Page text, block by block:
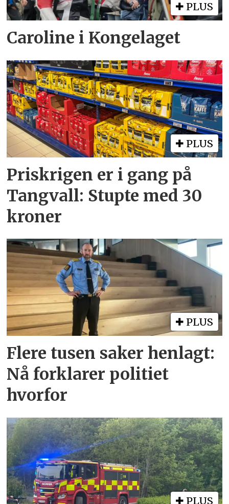
PLUS
Caroline i Kongelaget
PLUS
Priskrigen er i gang på
Tangvall: Stupte med 30
kroner
PLUS
Flere tusen saker henlagt:
Nå forklarer politiet
hvorfor
PLUS